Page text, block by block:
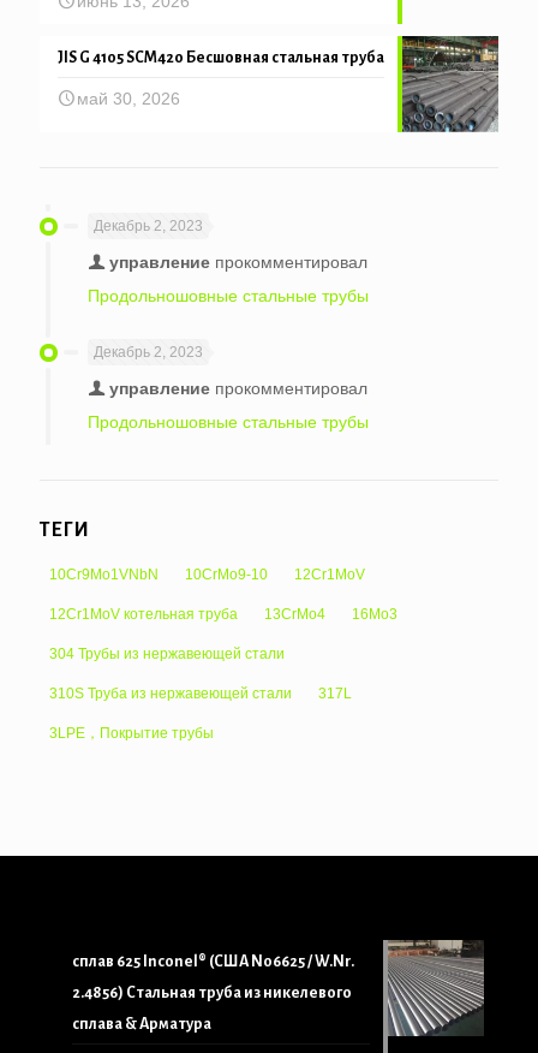
JIS G 4105 SCM420 Бесшовная стальная труба
май 30, 2026
Декабрь 2, 2023
управление прокомментировал
Продольношовные стальные трубы
Декабрь 2, 2023
управление прокомментировал
Продольношовные стальные трубы
ТЕГИ
10Cr9Mo1VNbN 10CrMo9-10 12Cr1MoV
12Cr1MoV котельная труба 13CrMo4 16Mo3
304 Трубы из нержавеющей стали
310S Труба из нержавеющей стали 317L
3LPE，Покрытие трубы
сплав 625 Inconel® (США N06625 / W.Nr.
2.4856) Стальная труба из никелевого
сплава & Арматура